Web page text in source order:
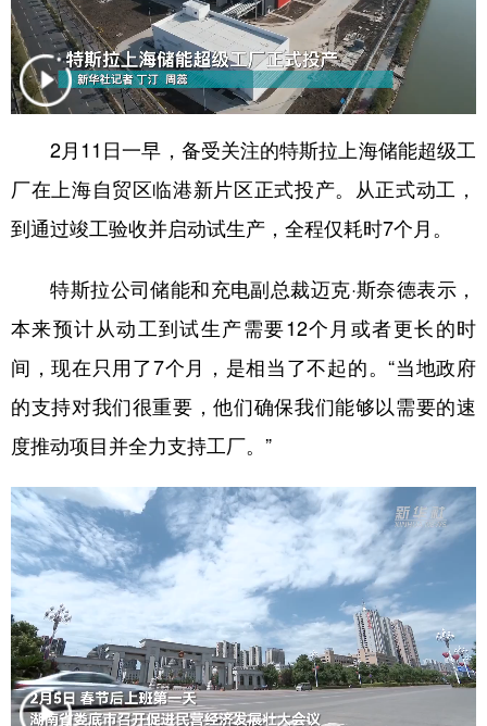
2月11日一早，备受关注的特斯拉上海储能超级工
厂在上海自贸区临港新片区正式投产。从正式动工，
到通过竣工验收并启动试生产，全程仅耗时7个月。
特斯拉公司储能和充电副总裁迈克·斯奈德表示，
本来预计从动工到试生产需要12个月或者更长的时
间，现在只用了7个月，是相当了不起的。“当地政府
的支持对我们很重要，他们确保我们能够以需要的速
度推动项目并全力支持工厂。”